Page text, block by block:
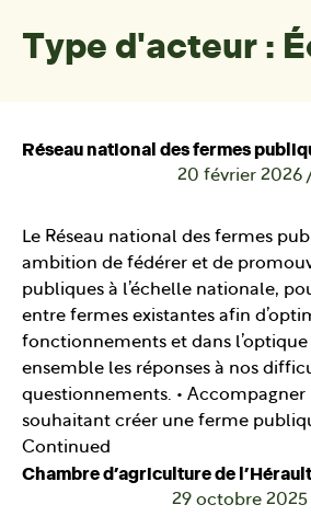
Type d'acteur :
Réseau national des fermes
20 février 2026
Le Réseau national des fermes
ambition de fédérer et de
publiques à l’échelle nationale,
entre fermes existantes afin
fonctionnements et dans
ensemble les réponses à nos
questionnements. •
souhaitant créer une ferme
Continued
Chambre d’agriculture de l’Hérault
29 octobre 2025